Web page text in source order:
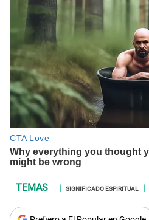
SIGNIFICADO ESPIRITUAL